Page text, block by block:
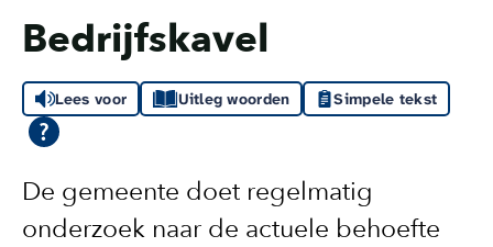
Bedrijfskavel
Lees voor Uitleg woorden Simpele tekst
De gemeente doet regelmatig
onderzoek naar de actuele behoefte